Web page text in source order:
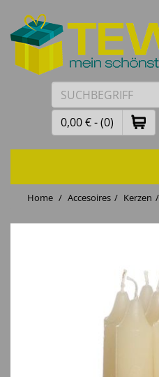
0,00 € - (0)
Home
Accesoires Kerzen